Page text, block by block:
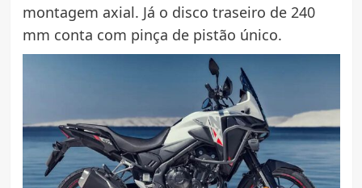
montagem axial. Já o disco traseiro de 240
mm conta com pinça de pistão único.